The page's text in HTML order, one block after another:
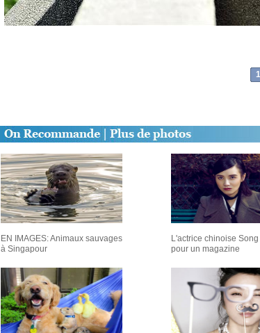
1
EN IMAGES: Animaux sauvages
à Singapour
L'actrice chinoise
pour un magazine